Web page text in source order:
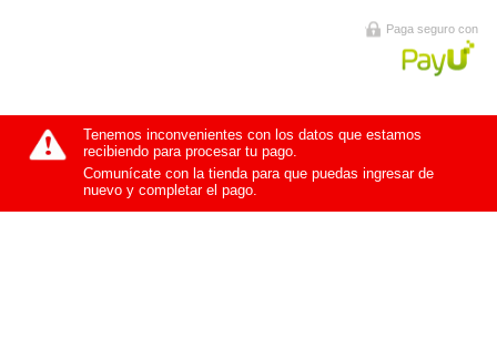
Paga seguro con
Tenemos inconvenientes con los datos que estamos
recibiendo para procesar tu pago.
Comunícate con la tienda para que puedas ingresar de
nuevo y completar el pago.